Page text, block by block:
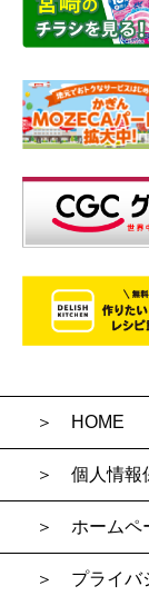
HOME
個人情報
ホームペ
プライバ